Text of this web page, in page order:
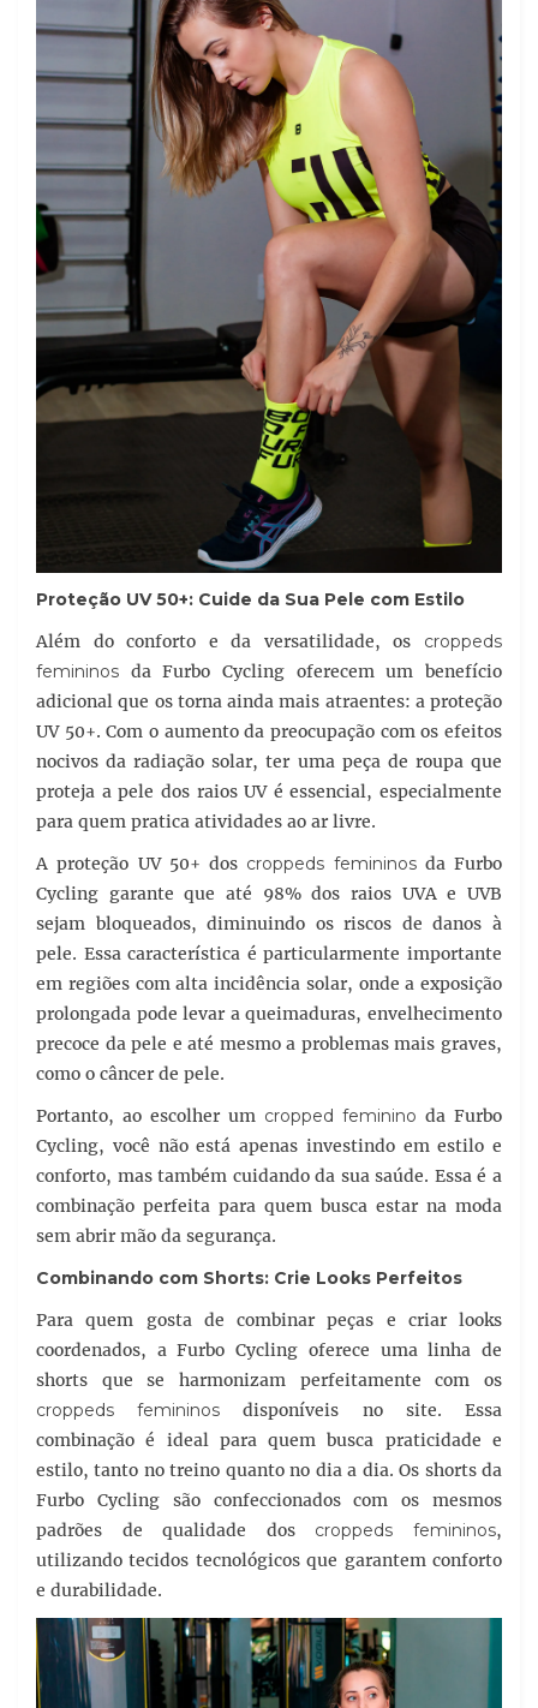
Proteção UV 50+: Cuide da Sua Pele com Estilo
Além do conforto e da versatilidade, os croppeds
femininos da Furbo Cycling oferecem um benefício
adicional que os torna ainda mais atraentes: a proteção
UV 50+. Com o aumento da preocupação com os efeitos
nocivos da radiação solar, ter uma peça de roupa que
proteja a pele dos raios UV é essencial, especialmente
para quem pratica atividades ao ar livre.
A proteção UV 50+ dos croppeds femininosda Furbo
Cycling garante que até 98% dos raios UVA e UVB
sejam bloqueados, diminuindo os riscos de danos à
pele. Essa característica é particularmente importante
em regiões com alta incidência solar, onde a exposição
prolongada pode levar a queimaduras, envelhecimento
precoce da pele e até mesmo a problemas mais graves,
como o câncer de pele.
Portanto, ao escolher um cropped feminino da Furbo
Cycling, você não está apenas investindo em estilo e
conforto, mas também cuidando da sua saúde. Essa é a
combinação perfeita para quem busca estar na moda
sem abrir mão da segurança.
Combinando com Shorts: Crie Looks Perfeitos
Para quem gosta de combinar peças e criar looks
coordenados, a Furbo Cycling oferece uma linha de
shorts que se harmonizam perfeitamente com os
croppeds femininos disponíveis no site. Essa
combinação é ideal para quem busca praticidade e
estilo, tanto no treino quanto no dia a dia. Os shorts da
Furbo Cycling são confeccionados com os mesmos
padrões de qualidade dos croppeds femininos,
utilizando tecidos tecnológicos que garantem conforto
e durabilidade.